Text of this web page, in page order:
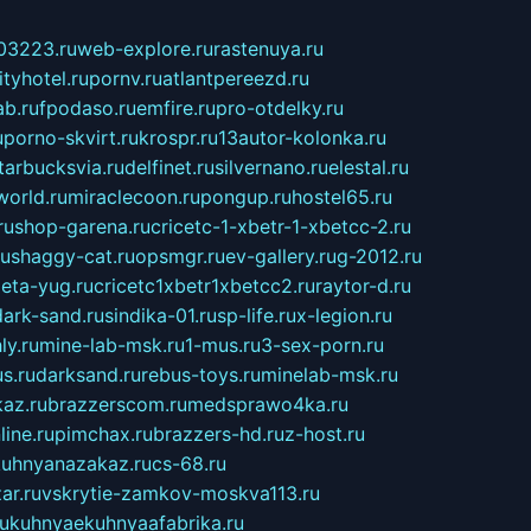
web-explore.rurastenuya.ru
pornv.ruatlantpereezd.ru
fpodaso.ruemfire.rupro-otdelky.ru
porno-skvirt.rukrospr.ru13autor-kolonka.ru
delfinet.rusilvernano.ruelestal.ru
miraclecoon.rupongup.ruhostel65.ru
shop-garena.rucricetc-1-xbetr-1-xbetcc-2.ru
shaggy-cat.ruopsmgr.ruev-gallery.rug-2012.ru
yug.rucricetc1xbetr1xbetcc2.ruraytor-d.ru
sand.rusindika-01.rusp-life.rux-legion.ru
mine-lab-msk.ru1-mus.ru3-sex-porn.ru
darksand.rurebus-toys.ruminelab-msk.ru
brazzerscom.rumedsprawo4ka.ru
pimchax.rubrazzers-hd.ruz-host.ru
cs-68.ru
vskrytie-zamkov-moskva113.ru
kuhnyaekuhnyaafabrika.ru